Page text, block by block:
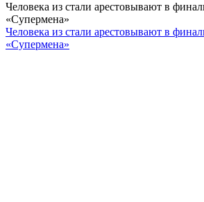
Человека из стали арестовывают в
«Супермена»
Человека из стали арестовывают в
«Супермена»